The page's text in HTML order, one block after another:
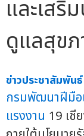
และเสริ
ดูแลสุข
ข่าวประชาสัมพันธ์
กรมพัฒนาฝีมือ
แรงงาน 19 เชี